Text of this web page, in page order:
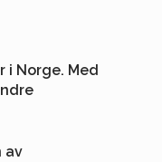
Norge. Med
av